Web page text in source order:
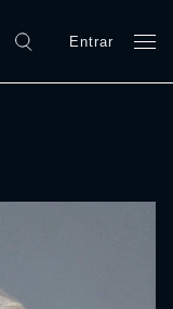
Entrar